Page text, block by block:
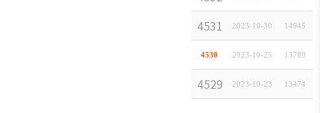
4531 [연구보고서] 중국
2023-10-30 14945
4530 [연구보고서] 수출
2023-10-25 13789
4529 [일본경제속보] 한
2023-10-23 13474